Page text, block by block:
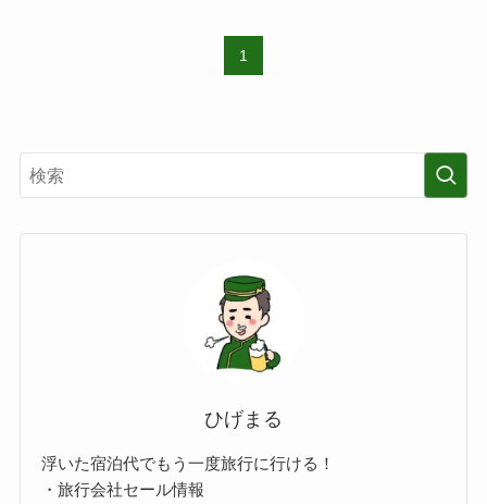
1
ひげまる
浮いた宿泊代でもう一度旅行に行ける！
・旅行会社セール情報